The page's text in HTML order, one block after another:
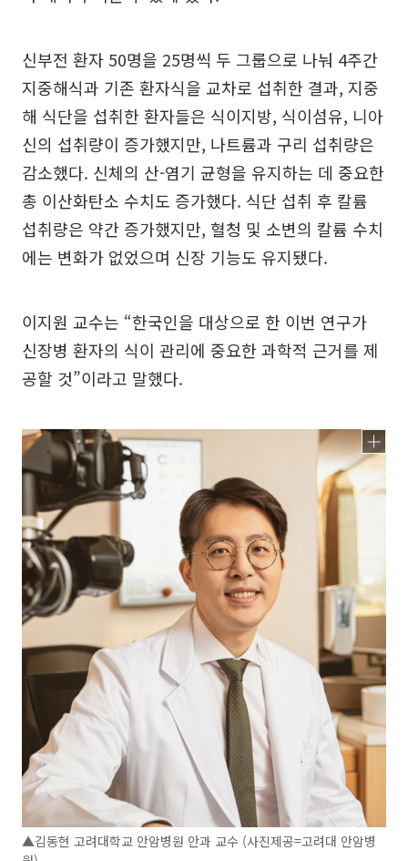
신부전 환자 50명을 25명씩 두 그룹으로 나눠 4주간
지중해식과 기존 환자식을 교차로 섭취한 결과, 지중
해 식단을 섭취한 환자들은 식이지방, 식이섬유, 니아
신의 섭취량이 증가했지만, 나트륨과 구리 섭취량은
감소했다. 신체의 산-염기 균형을 유지하는 데 중요한
총 이산화탄소 수치도 증가했다. 식단 섭취 후 칼륨
섭취량은 약간 증가했지만, 혈청 및 소변의 칼륨 수치
에는 변화가 없었으며 신장 기능도 유지됐다.
이지원 교수는 “한국인을 대상으로 한 이번 연구가
신장병 환자의 식이 관리에 중요한 과학적 근거를 제
공할 것”이라고 말했다.
▲김동현 고려대학교 안암병원 안과 교수 (사진제공=고려대 안암병